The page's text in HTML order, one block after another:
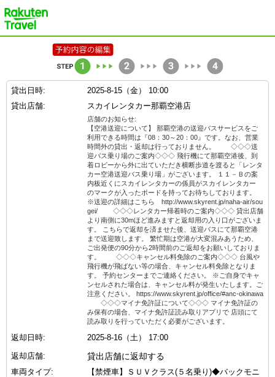
貸出日時:
2025-8-15（金） 10:00
貸出店舗:
スカイレンタカー那覇空港店
店舗のお知らせ:
【空港送迎について】 那覇空港の送迎バスサービスをご
利用できる時間は『08：30～20：00』です。なお、営業
時間外の貸出・返却は行っておりません。 ◇◇◇送
迎バス乗り場のご案内◇◇◇ 飛行機にて那覇空港後、到
着ロビーから外に出ていただき横断歩道を渡ると「レンタ
カー空港送迎バス乗り場」がございます。 １１－Ｂの案
内板近くにスカイレンタカーの係員がスカイレンタカー
のマークが入ったボードを持ってお待ちしております。
※送迎の詳細はこちら http://www.skyrent.jp/naha-air/sou
gei/ ◇◇◇レンタカー帰着時のご案内◇◇◇ 貸出店舗
より南側に30mほど進みますと返却用の入り口がございま
す。 こちらで返却を済ませた後、送迎バスにて那覇空港
まで送迎致します。 繁忙期は空港が大変混みあうため、
ご出発便の90分から2時間前のご返却をお願いしておりま
す。 ◇◇◇キャンセル料免除のご案内◇◇◇ 台風や
飛行機が飛ばない等の場合、キャンセル料免除となりま
す。 予約センターまでご連絡ください。 ※ご自身でキャ
ンセルされた場合は、キャンセル料が発生いたします。ご
注意ください。 https://www.skyrent.jp/office/#anc-okinawa
◇◇◇マイナ免許証について◇◇◇ マイナ免許証の
み保有の場合、マイナ免許証読み取りアプリで 店頭にて
読み取りを行っていただく必要がございます。
返却日時:
2025-8-16（土） 17:00
返却店舗:
貸出店舗に返却する
車両タイプ:
【禁煙車】ＳＵＶクラス(５名乗り)◆バックモニ